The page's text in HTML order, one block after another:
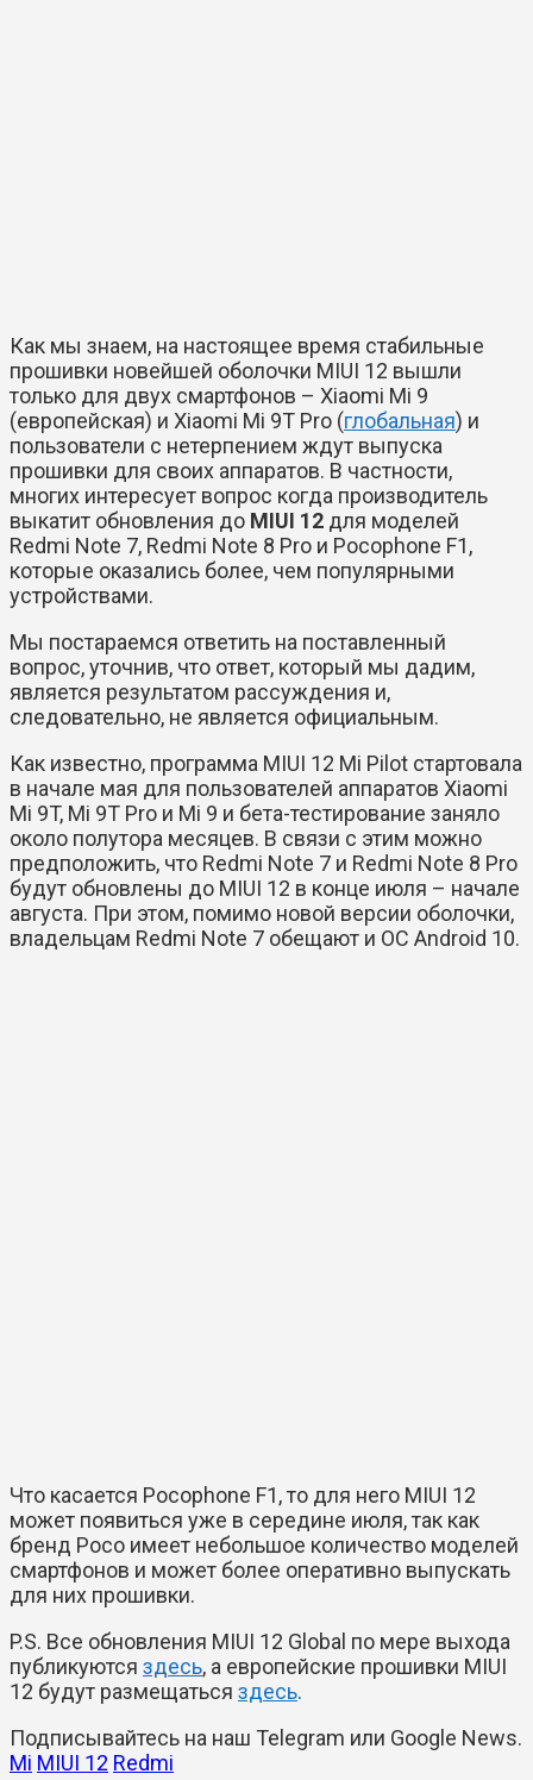
Как мы знаем, на настоящее время стабильные
прошивки новейшей оболочки MIUI 12 вышли
только для двух смартфонов – Xiaomi Mi 9
(европейская) и Xiaomi Mi 9T Pro (глобальная) и
пользователи с нетерпением ждут выпуска
прошивки для своих аппаратов. В частности,
многих интересует вопрос когда производитель
выкатит обновления до MIUI 12 для моделей
Redmi Note 7, Redmi Note 8 Pro и Pocophone F1,
которые оказались более, чем популярными
устройствами.
Мы постараемся ответить на поставленный
вопрос, уточнив, что ответ, который мы дадим,
является результатом рассуждения и,
следовательно, не является официальным.
Как известно, программа MIUI 12 Mi Pilot стартовала
в начале мая для пользователей аппаратов Xiaomi
Mi 9T, Mi 9T Pro и Mi 9 и бета-тестирование заняло
около полутора месяцев. В связи с этим можно
предположить, что Redmi Note 7 и Redmi Note 8 Pro
будут обновлены до MIUI 12 в конце июля – начале
августа. При этом, помимо новой версии оболочки,
владельцам Redmi Note 7 обещают и ОС Android 10.
Что касается Pocophone F1, то для него MIUI 12
может появиться уже в середине июля, так как
бренд Poco имеет небольшое количество моделей
смартфонов и может более оперативно выпускать
для них прошивки.
P.S. Все обновления MIUI 12 Global по мере выхода
публикуются здесь, а европейские прошивки MIUI
12 будут размещаться здесь.
Подписывайтесь на наш Telegram или Google News.
Mi MIUI 12 Redmi